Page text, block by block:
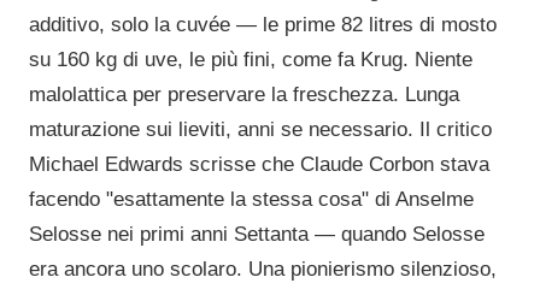
additivo, solo la cuvée — le prime 82 litres di mosto
su 160 kg di uve, le più fini, come fa Krug. Niente
malolattica per preservare la freschezza. Lunga
maturazione sui lieviti, anni se necessario. Il critico
Michael Edwards scrisse che Claude Corbon stava
facendo "esattamente la stessa cosa" di Anselme
Selosse nei primi anni Settanta — quando Selosse
era ancora uno scolaro. Una pionierismo silenzioso,